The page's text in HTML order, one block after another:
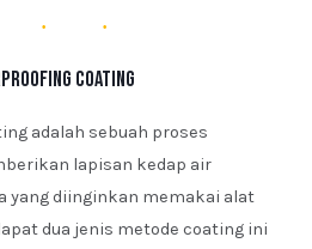
Coating
adalah sebuah proses
lapisan kedap air
yang diinginkan memakai alat
dua jenis metode coating ini